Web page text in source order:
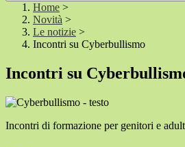
Home >
Novità >
Le notizie >
Incontri su Cyberbullismo
Incontri su
Incontri di formazione per genitori e